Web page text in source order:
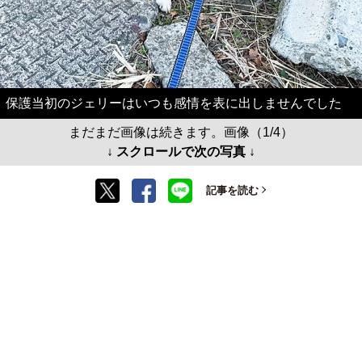
保護当初のジェリーはいつも感情を表に出しませんでした
まだまだ画像は続きます。画像（1/4）
↓ スクロールで次の写真 ↓
記事を読む